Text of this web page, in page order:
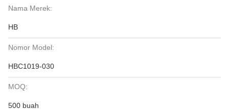
Nama Merek:
HB
Nomor Model:
HBC1019-030
MOQ:
500 buah